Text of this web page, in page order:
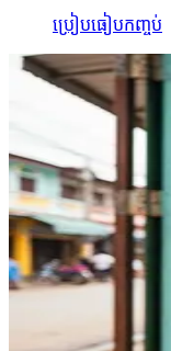
ប្រៀបធៀបកញ្ចប់